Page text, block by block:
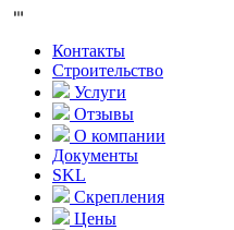
Контакты
Строительство
Услуги
Отзывы
О компании
Документы
SKL
Скрепления
Цены